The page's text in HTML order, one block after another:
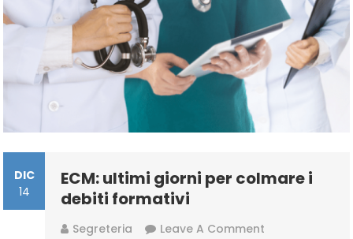
DIC
14
ECM: ultimi giorni per colmare i
debiti formativi
Segreteria Leave A Comment